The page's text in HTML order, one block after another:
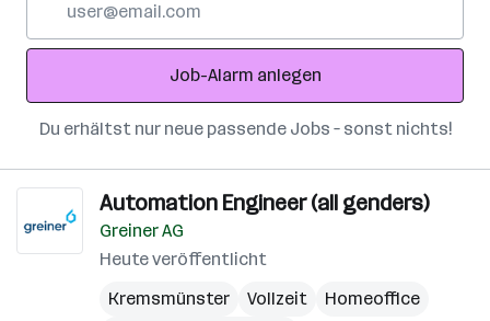
Adresse
Job-Alarm anlegen
Du erhältst nur neue passende Jobs – sonst nichts!
Automation Engineer (all genders)
Greiner AG
Heute veröffentlicht
Kremsmünster
Vollzeit
Homeoffice